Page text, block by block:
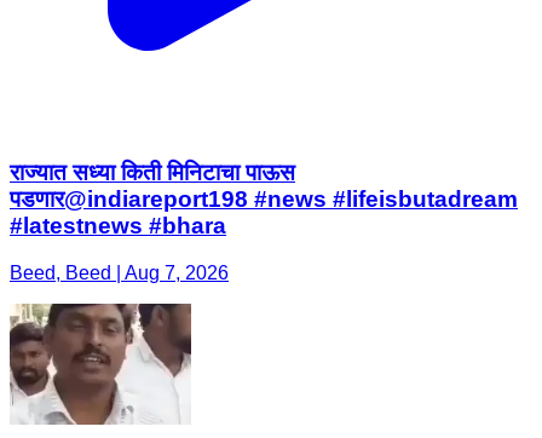
राज्यात सध्या किती मिनिटाचा पाऊस
पडणार@indiareport198 #news #lifeisbutadream
#latestnews #bhara
Beed, Beed | Aug 7, 2026